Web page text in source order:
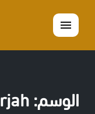
القائمة
الوسم: